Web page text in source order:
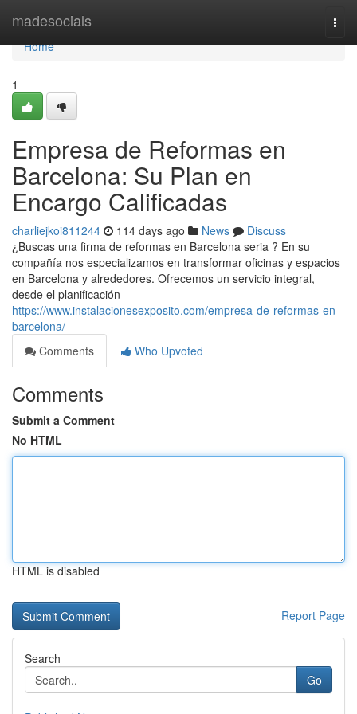
madesocials
Home
Home
1
Empresa de Reformas en
Barcelona: Su Plan en
Encargo Calificadas
charliejkoi811244 114 days ago News
Discuss
¿Buscas una firma de reformas en Barcelona seria ? En su
compañía nos especializamos en transformar oficinas y espacios
en Barcelona y alrededores. Ofrecemos un servicio integral,
desde el planificación
https://www.instalacionesexposito.com/empresa-de-reformas-en-
barcelona/
Comments
Who Upvoted
Comments
Submit a Comment
No HTML
HTML is disabled
Report Page
Search
Go